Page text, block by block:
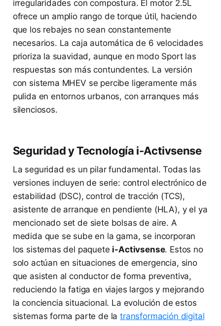
irregularidades con compostura. El motor 2.5L
ofrece un amplio rango de torque útil, haciendo
que los rebajes no sean constantemente
necesarios. La caja automática de 6 velocidades
prioriza la suavidad, aunque en modo Sport las
respuestas son más contundentes. La versión
con sistema MHEV se percibe ligeramente más
pulida en entornos urbanos, con arranques más
silenciosos.
Seguridad y Tecnología i-Activsense
La seguridad es un pilar fundamental. Todas las
versiones incluyen de serie: control electrónico de
estabilidad (DSC), control de tracción (TCS),
asistente de arranque en pendiente (HLA), y el ya
mencionado set de siete bolsas de aire. A
medida que se sube en la gama, se incorporan
los sistemas del paquete i-Activsense. Estos no
solo actúan en situaciones de emergencia, sino
que asisten al conductor de forma preventiva,
reduciendo la fatiga en viajes largos y mejorando
la conciencia situacional. La evolución de estos
sistemas forma parte de latransformación digital